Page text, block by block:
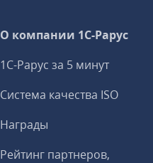
О компании 1C-Рарус
1С-Рарус за 5 минут
Система качества ISO
Награды
Рейтинг партнеров,